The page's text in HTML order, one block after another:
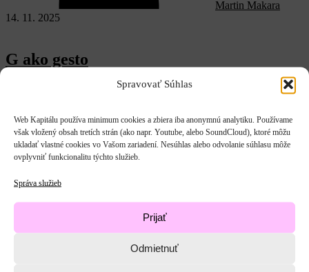
Spravovať Súhlas
Web Kapitálu používa minimum cookies a zbiera iba anonymnú analytiku. Používame
však vložený obsah tretích strán (ako napr. Youtube, alebo SoundCloud), ktoré môžu
ukladať vlastné cookies vo Vašom zariadení. Nesúhlas alebo odvolanie súhlasu môže
ovplyvniť funkcionalitu týchto služieb.
Správa služieb
Prijať
Odmietnuť
Martin Makara
14. 11. 2025
G ako gesto
Keď Donald Trump začiatkom tohto roka nastúpil po druhý raz do
Politika